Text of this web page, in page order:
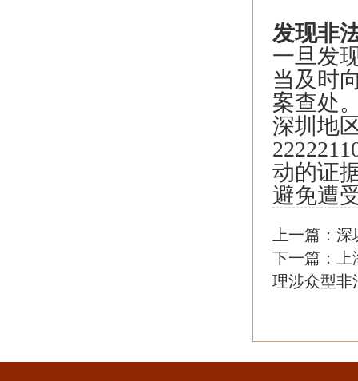
发现非
一旦发
当及时
案查处
深圳地
动的证
避免遭
上一篇： 深
下一篇：
理涉众型非